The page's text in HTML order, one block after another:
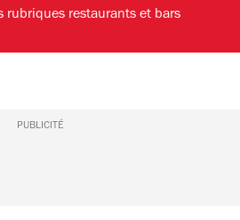
rubriques restaurants et bars
PUBLICITÉ